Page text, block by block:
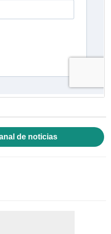
de noticias